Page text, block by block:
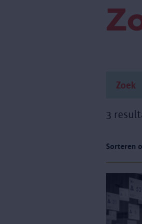
3
Sorteren